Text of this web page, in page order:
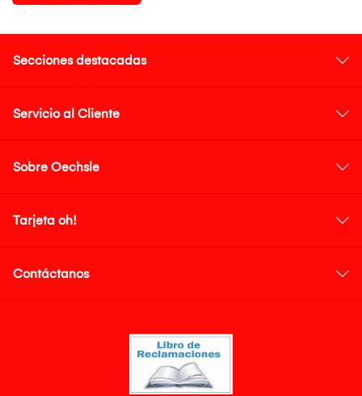
Secciones destacadas
Servicio al Cliente
Sobre Oechsle
Tarjeta oh!
Contáctanos